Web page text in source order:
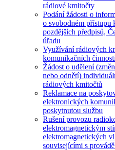
rádiové kmitočty
Podání žádosti o
o svobodném přístupu
pozdějších předpisů,
úřadu
Využívání rádiových
komunikačních
Žádost o udělení
nebo odnětí)
rádiových kmitočtů
Reklamace na
elektronických
poskytnutou službu
Rušení provozu
elektromagnetickým
elektromagnetických
souvisejícími s